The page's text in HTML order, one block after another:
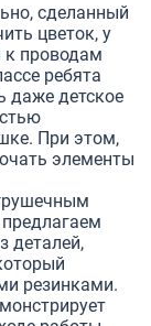
сделанный
цветок, у
к проводам
ребята
даже детское
При этом,
элементы
деталей,
резинками.